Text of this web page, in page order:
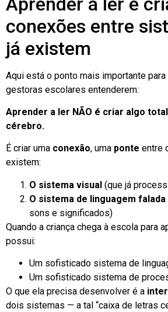
conexões entre
já existem
Aqui está o ponto mais importante
gestoras escolares entenderem:
Aprender a ler NÃO é criar algo
cérebro.
É criar uma conexão, uma ponte entre
existem:
O sistema visual (que já
O sistema de linguagem falada
sons e significados)
Quando a criança chega à escola para
possui:
Um sofisticado sistema de
Um sofisticado sistema de
O que ela precisa desenvolver é a
dois sistemas — a tal “caixa de letras